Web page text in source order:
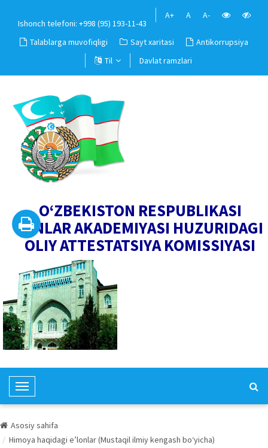
Ishonch telefoni: +998 (95) 193-11-43
A+ A A-
Talablarga muvofiqligi Sayt xaritasi
Antikorrupsiya
Til
Davlat ramzlari
O‘ZBEKISTON RESPUBLIKASI
FANLAR AKADEMIYASI HUZURIDAGI
OLIY ATTESTATSIYA KOMISSIYASI
T
o
g
Asosiy sahifa
Himoya haqidagi e’lonlar (Mustaqil ilmiy kengash bo‘yicha)